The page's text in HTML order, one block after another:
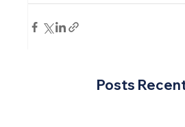
Posts